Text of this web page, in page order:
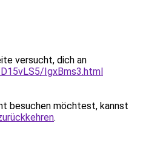
versucht, dich an
IgxBms3.html
besuchen möchtest, kannst
.